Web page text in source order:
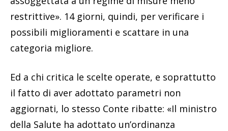
restrittive». 14 giorni, quindi, per verificare i
possibili miglioramenti e scattare in una
categoria migliore.
Ed a chi critica le scelte operate, e soprattutto
il fatto di aver adottato parametri non
aggiornati, lo stesso Conte ribatte: «Il ministro
della Salute ha adottato un’ordinanza